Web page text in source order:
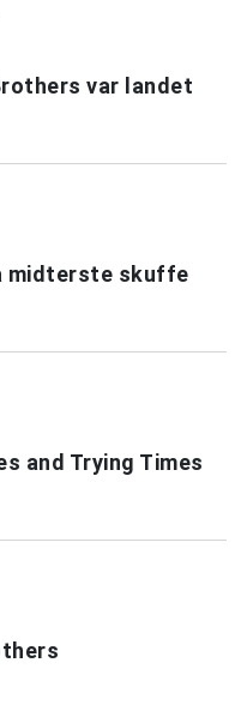
var landet
midterste skuffe
and Trying Times